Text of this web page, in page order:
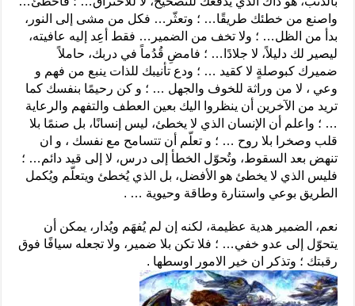
واصنع من خطئك طريقًا… ؛ وتعثّر… فكل من مشى إلى النور،
بدأ من الظل… ؛ ولا تخف من الضمير… فقط أعِد إليه عافيته،
ليصير لك دليلاً، لا جلادًا… ؛ فامضِ قُدُماً في دربك، حاملاً
ضميرك كبوصلةٍ لا كقيد … ؛ ودع تأنيبك للذات ينبع من فهم و
وعي ، لا من وراثة للخوف والجهل … ؛ و كن رحيمًا بنفسك كما
تريد من الآخرين أن ينظروا اليك بعين العطف والتفهم والرعاية
… ؛ واعلم أن الإنسان الذي لا يخطئ، ليس إنسانًا، بل صنمًا بلا
قلب وصخرا بلا روح … ؛ و تعلّم أن تتسامح مع نفسك ، و ان
تنهض بعد السقوط، وتُحوّل الخطأ إلى درس، لا إلى قيد دائم… ؛
فليس الذي لا يخطئ هو الأفضل، بل الذي يُخطئ ويتعلّم ويُكمل
الطريق بوعي واستنارة وطاقة وحيوية … .
نعم، الضمير هدية عظيمة، لكنه إن لم يُفهَم ويُدار، يمكن أن
يتحوّل إلى عدو خفي… ؛ فلا تكن بلا ضمير، ولا تجعله سيافًا فوق
رقبتك ؛ وتذكر ان خير الامور اوسطها .